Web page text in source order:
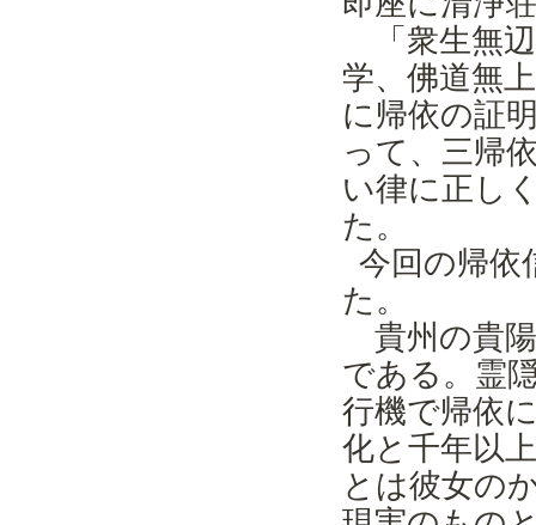
「衆生無
学、佛道無
に帰依の証
って、三帰
い律に正し
た。
今回の帰依
た。
貴州の貴
である。霊
行機で帰依
化と千年以
とは彼女の